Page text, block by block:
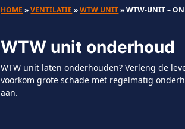
HOME »VENTILATIE »WTW UNIT»WTW-UNIT –
WTW unit onderhoud
WTW unit laten onderhouden? Verleng de
voorkom grote schade met regelmatig
aan.